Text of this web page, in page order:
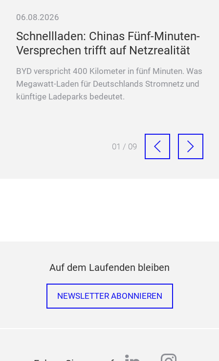
06.08.2026
Schnellladen: Chinas Fünf-Minuten-
Versprechen trifft auf Netzrealität
BYD verspricht 400 Kilometer in fünf Minuten. Was
Megawatt-Laden für Deutschlands Stromnetz und
künftige Ladeparks bedeutet.
01 / 09
Auf dem Laufenden bleiben
NEWSLETTER ABONNIEREN